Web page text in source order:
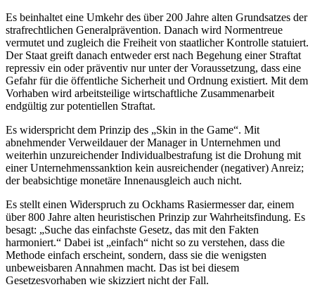
Es beinhaltet eine Umkehr des über 200 Jahre alten Grundsatzes der
strafrechtlichen Generalprävention. Danach wird Normentreue
vermutet und zugleich die Freiheit von staatlicher Kontrolle statuiert.
Der Staat greift danach entweder erst nach Begehung einer Straftat
repressiv ein oder präventiv nur unter der Voraussetzung, dass eine
Gefahr für die öffentliche Sicherheit und Ordnung existiert. Mit dem
Vorhaben wird arbeitsteilige wirtschaftliche Zusammenarbeit
endgültig zur potentiellen Straftat.
Es widerspricht dem Prinzip des „Skin in the Game“. Mit
abnehmender Verweildauer der Manager in Unternehmen und
weiterhin unzureichender Individualbestrafung ist die Drohung mit
einer Unternehmenssanktion kein ausreichender (negativer) Anreiz;
der beabsichtige monetäre Innenausgleich auch nicht.
Es stellt einen Widerspruch zu Ockhams Rasiermesser dar, einem
über 800 Jahre alten heuristischen Prinzip zur Wahrheitsfindung. Es
besagt: „Suche das einfachste Gesetz, das mit den Fakten
harmoniert.“ Dabei ist „einfach“ nicht so zu verstehen, dass die
Methode einfach erscheint, sondern, dass sie die wenigsten
unbeweisbaren Annahmen macht. Das ist bei diesem
Gesetzesvorhaben wie skizziert nicht der Fall.